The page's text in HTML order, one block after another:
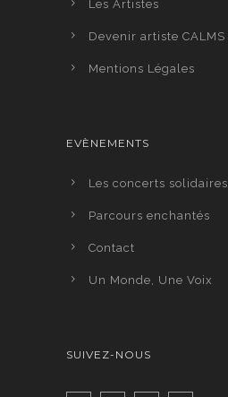
Les Artistes
Devenir artiste CALMS
Mentions Légales
EVÈNEMENTS
Les concerts solidaires
Parcours enchantés
Contact
Un Monde, Une Voix
SUIVEZ-NOUS